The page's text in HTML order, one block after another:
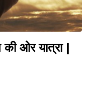
ओर यात्रा |